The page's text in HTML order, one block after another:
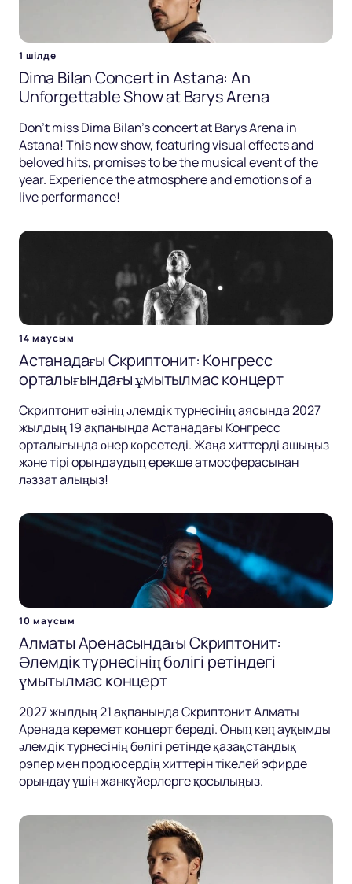
1 шілде
Dima Bilan Concert in Astana: An
Unforgettable Show at Barys Arena
Don't miss Dima Bilan's concert at Barys Arena in
Astana! This new show, featuring visual effects and
beloved hits, promises to be the musical event of the
year. Experience the atmosphere and emotions of a
live performance!
14 маусым
Астанадағы Скриптонит: Конгресс
орталығындағы ұмытылмас концерт
Скриптонит өзінің әлемдік турнесінің аясында 2027
жылдың 19 ақпанында Астанадағы Конгресс
орталығында өнер көрсетеді. Жаңа хиттерді ашыңыз
және тірі орындаудың ерекше атмосферасынан
ләззат алыңыз!
10 маусым
Алматы Аренасындағы Скриптонит:
Әлемдік турнесінің бөлігі ретіндегі
ұмытылмас концерт
2027 жылдың 21 ақпанында Скриптонит Алматы
Аренада керемет концерт береді. Оның кең ауқымды
әлемдік турнесінің бөлігі ретінде қазақстандық
рэпер мен продюсердің хиттерін тікелей эфирде
орындау үшін жанкүйерлерге қосылыңыз.